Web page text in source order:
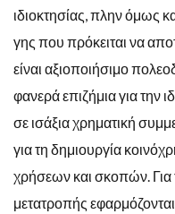
ιδιοκτησίας, πλην όμως
γης που πρόκειται να
είναι αξιοποιήσιμο
φανερά επιζήμια για την
σε ισάξια χρηματική
για τη δημιουργία
χρήσεων και σκοπών.
μετατροπής